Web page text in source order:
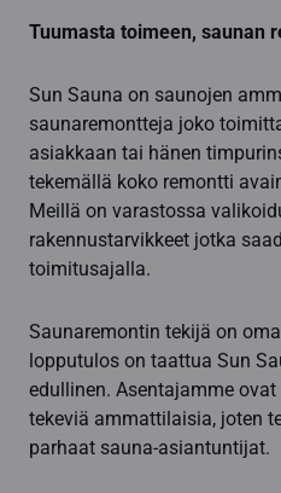
Tuumasta toimeen, saunan
Sun Sauna on saunojen
saunaremontteja joko
asiakkaan tai hänen
tekemällä koko remontti
Meillä on varastossa
rakennustarvikkeet jotka
toimitusajalla.
Saunaremontin tekijä on
lopputulos on taattua Sun
edullinen. Asentajamme
tekeviä ammattilaisia, joten
parhaat sauna-asiantuntijat.